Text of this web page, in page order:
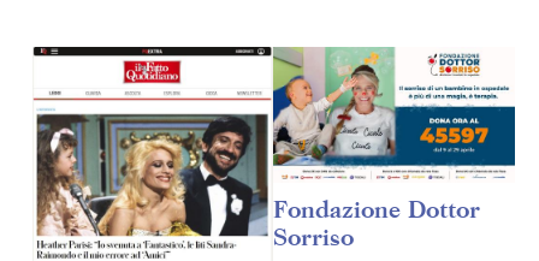
Fondazione Dottor
Sorriso